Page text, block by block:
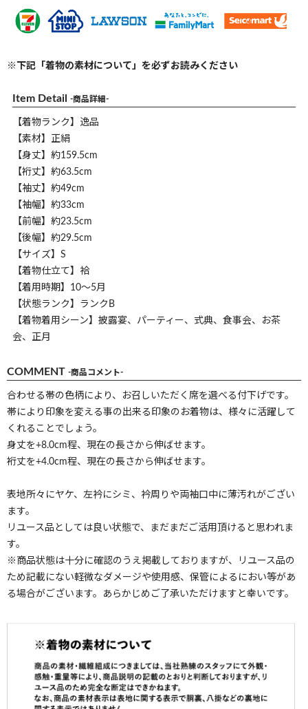
※下記「着物の素材について」を必ずお読みください
Item Detail -商品詳細-
【着物ランク】逸品
【素材】正絹
【身丈】約159.5cm
【裄丈】約63.5cm
【袖丈】約49cm
【袖幅】約33cm
【前幅】約23.5cm
【後幅】約29.5cm
【サイズ】S
【着物仕立て】袷
【着用時期】10～5月
【状態ランク】ランクB
【着物着用シーン】披露宴、パーティー、式典、食事会、お茶
会、正月
COMMENT -商品コメント-
合わせる帯の色柄により、お召しいただく席を選べる付下げです。
帯により印象を変える事の出来る印象のお着物は、様々に活躍して
くれることでしょう。
身丈を+8.0cm程、現在の長さから伸ばせます。
裄丈を+4.0cm程、現在の長さから伸ばせます。
表地所々にヤケ、左衿にシミ、衿周りや両袖口中に薄汚れがござい
ます。
リユース品としては良い状態で、まだまだご活用頂けると思われま
す。
※商品状態は十分に確認のうえ掲載しておりますが、リユース品の
ため記載にない軽微なダメージや使用感、保管によるにおい等があ
る場合がございます。あらかじめご了承いただけますと幸いです。